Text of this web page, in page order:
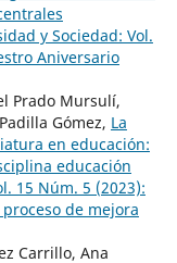
y Sociedad: Vol.
Aniversario
Prado Mursulí,
Gómez, La
en educación:
educación
15 Núm. 5 (2023):
de mejora
Carrillo, Ana